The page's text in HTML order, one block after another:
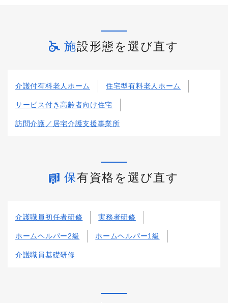
施設形態を選び直す
介護付有料老人ホーム 住宅型有料老人ホーム
サービス付き高齢者向け住宅
訪問介護／居宅介護支援事業所
保有資格を選び直す
介護職員初任者研修 実務者研修
ホームヘルパー2級 ホームヘルパー1級
介護職員基礎研修